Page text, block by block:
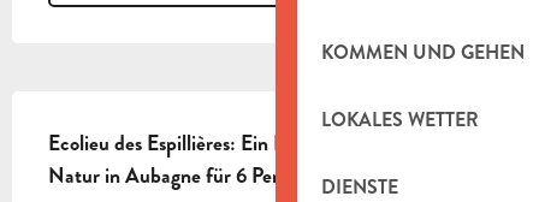
KOMMEN UND GEHEN
LOKALES WETTER
DIENSTE
Ecolieu des Espillières: Ein Ferienhaus inmitten der
Natur in Aubagne für 6 Personen